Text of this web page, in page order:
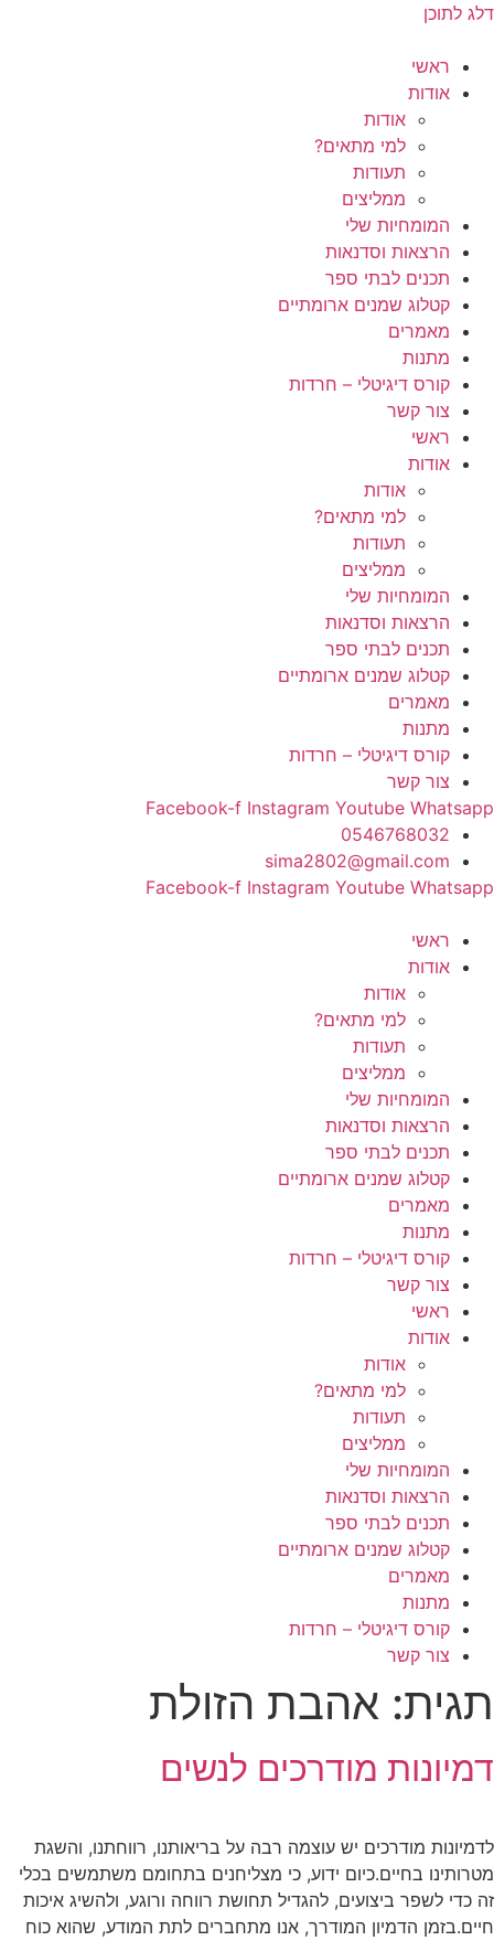
דלג לתוכן
ראשי
אודות
אודות
למי מתאים?
תעודות
ממליצים
המומחיות שלי
הרצאות וסדנאות
תכנים לבתי ספר
קטלוג שמנים ארומתיים
מאמרים
מתנות
קורס דיגיטלי – חרדות
צור קשר
ראשי
אודות
אודות
למי מתאים?
תעודות
ממליצים
המומחיות שלי
הרצאות וסדנאות
תכנים לבתי ספר
קטלוג שמנים ארומתיים
מאמרים
מתנות
קורס דיגיטלי – חרדות
צור קשר
Facebook-f Instagram Youtube Whatsapp
0546768032
sima2802@gmail.com
Facebook-f Instagram Youtube Whatsapp
ראשי
אודות
אודות
למי מתאים?
תעודות
ממליצים
המומחיות שלי
הרצאות וסדנאות
תכנים לבתי ספר
קטלוג שמנים ארומתיים
מאמרים
מתנות
קורס דיגיטלי – חרדות
צור קשר
ראשי
אודות
אודות
למי מתאים?
תעודות
ממליצים
המומחיות שלי
הרצאות וסדנאות
תכנים לבתי ספר
קטלוג שמנים ארומתיים
מאמרים
מתנות
קורס דיגיטלי – חרדות
צור קשר
תגית: אהבת הזולת
דמיונות מודרכים לנשים
לדמיונות מודרכים יש עוצמה רבה על בריאותנו, רווחתנו, והשגת
מטרותינו בחיים.כיום ידוע, כי מצליחנים בתחומם משתמשים בכלי
זה כדי לשפר ביצועים, להגדיל תחושת רווחה ורוגע, ולהשיג איכות
חיים.בזמן הדמיון המודרך, אנו מתחברים לתת המודע, שהוא כוח